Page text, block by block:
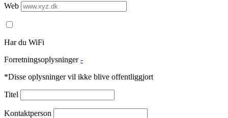
Web
Har du WiFi
Forretningsoplysninger -
*Disse oplysninger vil ikke blive offentliggjort
Titel
Kontaktperson